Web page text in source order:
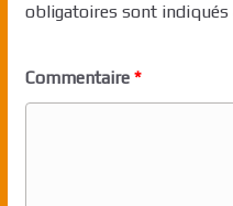
obligatoires sont indiqués
Commentaire *